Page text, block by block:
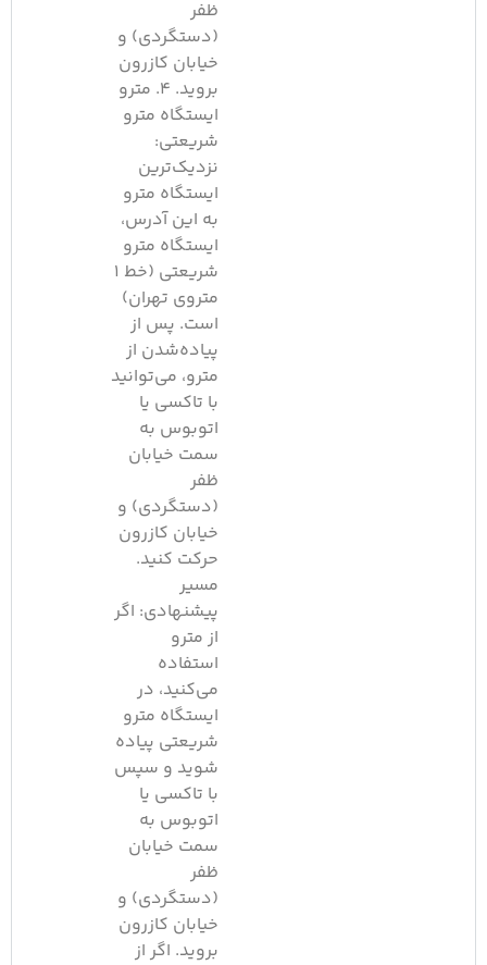
(دستگردی) و
خیابان کازرون
بروید. ۴. مترو
ایستگاه مترو
شریعتی:
نزدیک‌ترین
ایستگاه مترو
به این آدرس،
ایستگاه مترو
شریعتی (خط ۱
متروی تهران)
است. پس از
پیاده‌شدن از
مترو، می‌توانید
با تاکسی یا
اتوبوس به
سمت خیابان
(دستگردی) و
خیابان کازرون
حرکت کنید.
پیشنهادی: اگر
از مترو
استفاده
می‌کنید، در
ایستگاه مترو
شریعتی پیاده
شوید و سپس
با تاکسی یا
اتوبوس به
سمت خیابان
(دستگردی) و
خیابان کازرون
بروید. اگر از